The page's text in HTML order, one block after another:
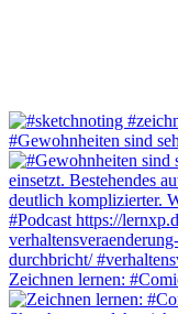
#Gewohnheiten sind
Zeichnen lernen: